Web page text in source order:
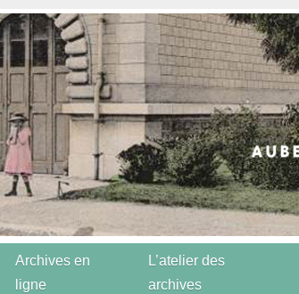
Archives en
ligne
L’atelier des
archives